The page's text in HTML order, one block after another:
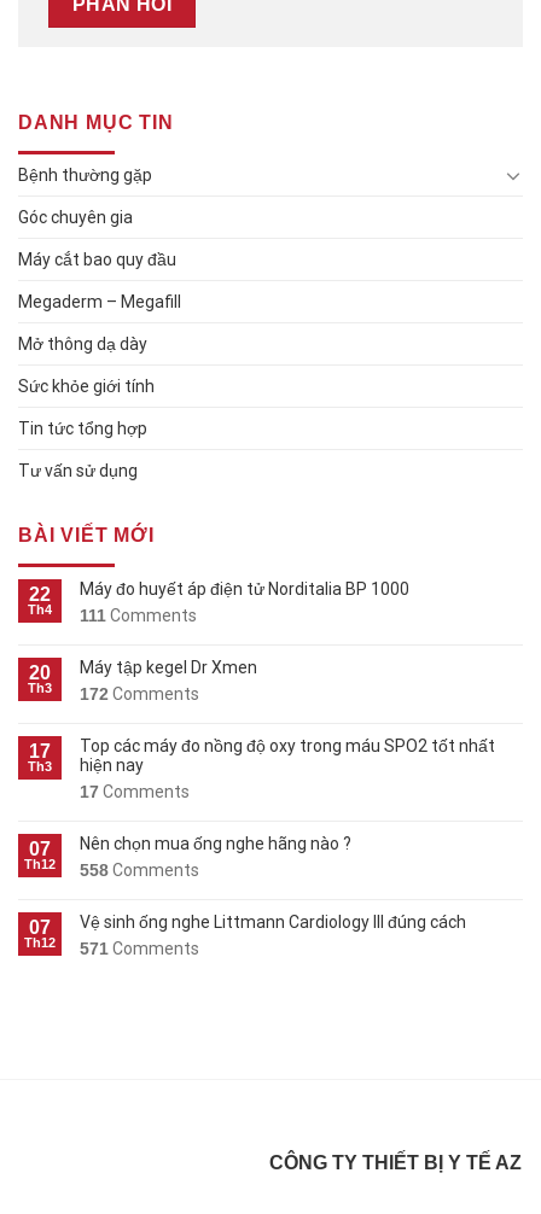
DANH MỤC TIN
Bệnh thường gặp
Góc chuyên gia
Máy cắt bao quy đầu
Megaderm – Megafill
Mở thông dạ dày
Sức khỏe giới tính
Tin tức tổng hợp
Tư vấn sử dụng
BÀI VIẾT MỚI
22
Th4
Máy đo huyết áp điện tử Norditalia BP 1000
111Comments
20
Th3
Máy tập kegel Dr Xmen
172 Comments
17
Th3
Top các máy đo nồng độ oxy trong máu SPO2 tốt nhất
hiện nay
17Comments
07
Th12
Nên chọn mua ống nghe hãng nào ?
558Comments
07
Th12
Vệ sinh ống nghe Littmann Cardiology III đúng cách
571Comments
CÔNG TY THIẾT BỊ Y TẾ AZ